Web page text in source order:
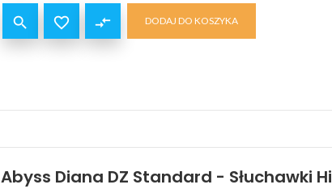
  compare_arrows DODAJ DO KOSZYKA
Abyss Diana DZ Standard - Słuchawki